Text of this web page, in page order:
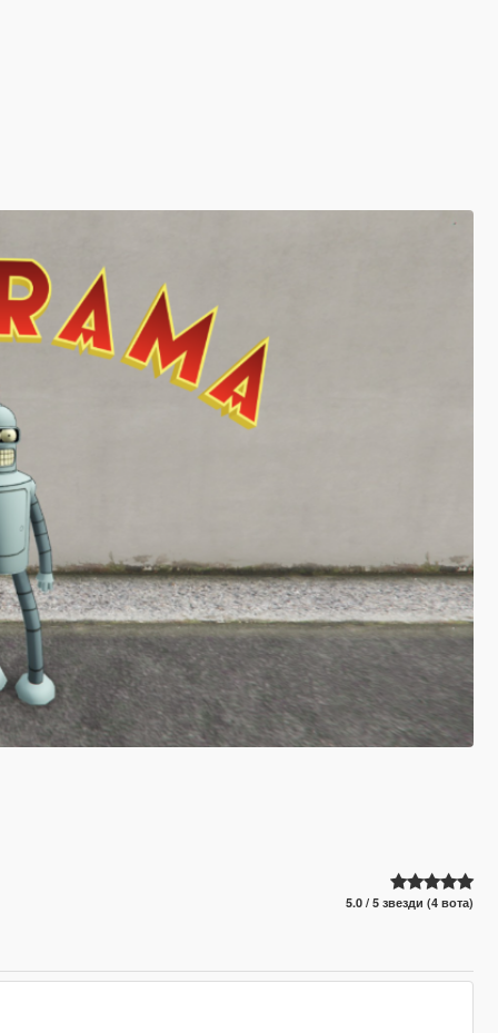
5.0 / 5 звезди (4 вота)